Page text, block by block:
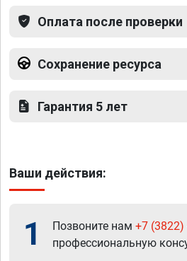
Оплата после проверки
Сохранение ресурса
Гарантия 5 лет
Ваши действия:
1 Позвоните нам +7 (3822)
профессиональную